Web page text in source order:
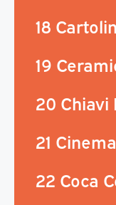
18
19
20 Chiavi
21 Cinema
22 Coca